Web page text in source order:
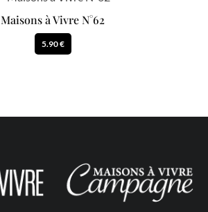
Maisons à Vivre N°62
5.90 €